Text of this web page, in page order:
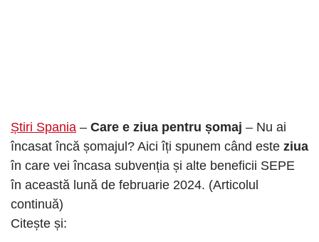
Știri Spania – Care e ziua pentru șomaj – Nu ai
încasat încă șomajul? Aici îți spunem când este ziua
în care vei încasa subvenția și alte beneficii SEPE
în această lună de februarie 2024. (Articolul
continuă)
Citește și: